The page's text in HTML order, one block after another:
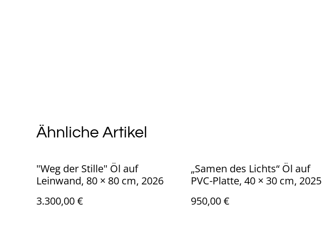
Ähnliche Artikel
"Weg der Stille" Öl auf
Leinwand, 80 × 80 cm, 2026
3.300,00 €
„Samen des Lichts“ Öl auf
PVC-Platte, 40 × 30 cm, 2025
950,00 €